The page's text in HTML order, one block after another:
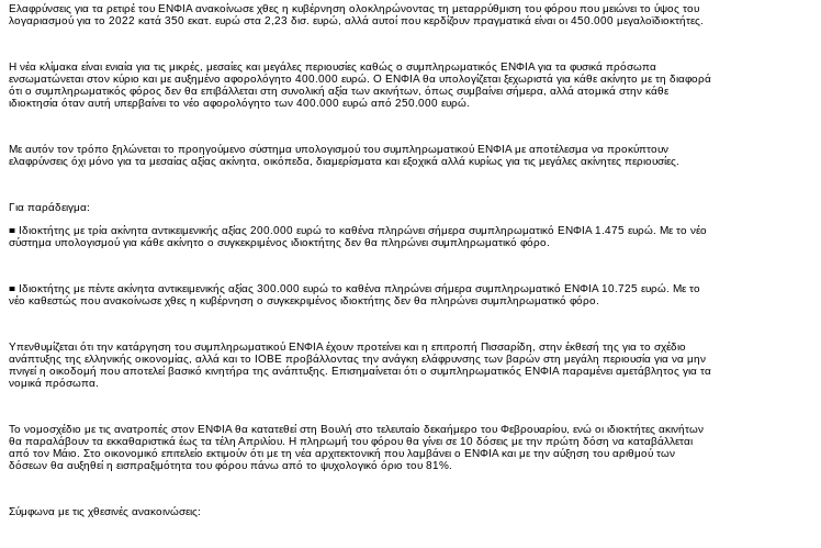
Ελαφρύνσεις για τα ρετιρέ του ΕΝΦΙΑ ανακοίνωσε χθες η κυβέρνηση ολοκληρώνοντας τη μεταρρύθμιση του φόρου που μειώνει το ύψος του
λογαριασμού για το 2022 κατά 350 εκατ. ευρώ στα 2,23 δισ. ευρώ, αλλά αυτοί που κερδίζουν πραγματικά είναι οι 450.000 μεγαλοϊδιοκτήτες.
Η νέα κλίμακα είναι ενιαία για τις μικρές, μεσαίες και μεγάλες περιουσίες καθώς ο συμπληρωματικός ΕΝΦΙΑ για τα φυσικά πρόσωπα
ενσωματώνεται στον κύριο και με αυξημένο αφορολόγητο 400.000 ευρώ. Ο ΕΝΦΙΑ θα υπολογίζεται ξεχωριστά για κάθε ακίνητο με τη διαφορά
ότι ο συμπληρωματικός φόρος δεν θα επιβάλλεται στη συνολική αξία των ακινήτων, όπως συμβαίνει σήμερα, αλλά ατομικά στην κάθε
ιδιοκτησία όταν αυτή υπερβαίνει το νέο αφορολόγητο των 400.000 ευρώ από 250.000 ευρώ.
Με αυτόν τον τρόπο ξηλώνεται το προηγούμενο σύστημα υπολογισμού του συμπληρωματικού ΕΝΦΙΑ με αποτέλεσμα να προκύπτουν
ελαφρύνσεις όχι μόνο για τα μεσαίας αξίας ακίνητα, οικόπεδα, διαμερίσματα και εξοχικά αλλά κυρίως για τις μεγάλες ακίνητες περιουσίες.
Για παράδειγμα:
■ Ιδιοκτήτης με τρία ακίνητα αντικειμενικής αξίας 200.000 ευρώ το καθένα πληρώνει σήμερα συμπληρωματικό ΕΝΦΙΑ 1.475 ευρώ. Με το νέο
σύστημα υπολογισμού για κάθε ακίνητο ο συγκεκριμένος ιδιοκτήτης δεν θα πληρώνει συμπληρωματικό φόρο.
■ Ιδιοκτήτης με πέντε ακίνητα αντικειμενικής αξίας 300.000 ευρώ το καθένα πληρώνει σήμερα συμπληρωματικό ΕΝΦΙΑ 10.725 ευρώ. Με το
νέο καθεστώς που ανακοίνωσε χθες η κυβέρνηση ο συγκεκριμένος ιδιοκτήτης δεν θα πληρώνει συμπληρωματικό φόρο.
Υπενθυμίζεται ότι την κατάργηση του συμπληρωματικού ΕΝΦΙΑ έχουν προτείνει και η επιτροπή Πισσαρίδη, στην έκθεσή της για το σχέδιο
ανάπτυξης της ελληνικής οικονομίας, αλλά και το ΙΟΒΕ προβάλλοντας την ανάγκη ελάφρυνσης των βαρών στη μεγάλη περιουσία για να μην
πνιγεί η οικοδομή που αποτελεί βασικό κινητήρα της ανάπτυξης. Επισημαίνεται ότι ο συμπληρωματικός ΕΝΦΙΑ παραμένει αμετάβλητος για τα
νομικά πρόσωπα.
Το νομοσχέδιο με τις ανατροπές στον ΕΝΦΙΑ θα κατατεθεί στη Βουλή στο τελευταίο δεκαήμερο του Φεβρουαρίου, ενώ οι ιδιοκτήτες ακινήτων
θα παραλάβουν τα εκκαθαριστικά έως τα τέλη Απριλίου. Η πληρωμή του φόρου θα γίνει σε 10 δόσεις με την πρώτη δόση να καταβάλλεται
από τον Μάιο. Στο οικονομικό επιτελείο εκτιμούν ότι με τη νέα αρχιτεκτονική που λαμβάνει ο ΕΝΦΙΑ και με την αύξηση του αριθμού των
δόσεων θα αυξηθεί η εισπραξιμότητα του φόρου πάνω από το ψυχολογικό όριο του 81%.
Σύμφωνα με τις χθεσινές ανακοινώσεις: